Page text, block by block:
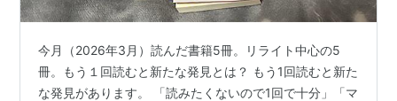
今月（2026年3月）読んだ書籍5冊。リライト中心の5
冊。もう１回読むと新たな発見とは？ もう1回読むと新た
な発見があります。 「読みたくないので1回で十分」「マ